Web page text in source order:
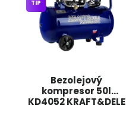
Bezolejový
kompresor 50l
KD4052 KRAFT&DELE
TIP